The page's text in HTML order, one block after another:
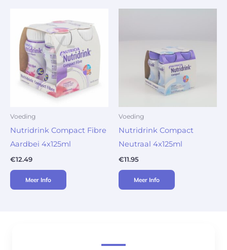
Voeding
Nutridrink Compact Fibre
Aardbei 4x125ml
€12.49
Meer Info
Voeding
Nutridrink Compact
Neutraal 4x125ml
€11.95
Meer Info